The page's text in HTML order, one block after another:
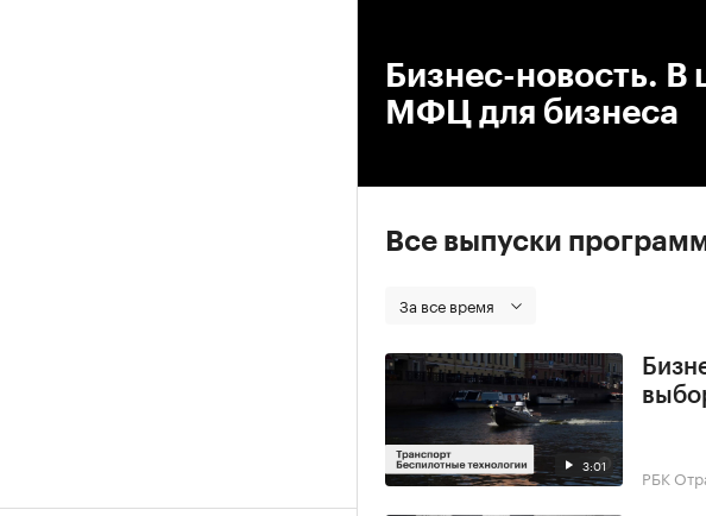
Бизнес-новость. В
МФЦ для бизнеса
Все выпуски
За все время
3:01 РБК